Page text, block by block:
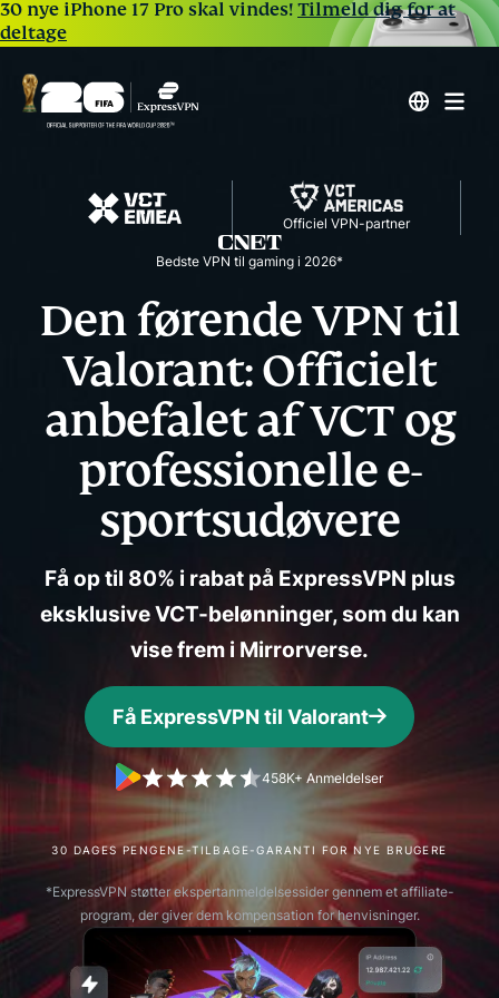
30 nye iPhone 17 Pro skal vindes!Tilmeld dig for at
deltage
Officiel VPN-partner
Bedste VPN til gaming i 2026*
Den førende VPN til
Valorant: Officielt
anbefalet af VCT og
professionelle e-
sportsudøvere
Få op til 80% i rabat på ExpressVPN plus
eksklusive VCT-belønninger, som du kan
vise frem i Mirrorverse.
Få ExpressVPN til Valorant
458K+ Anmeldelser
30 DAGES PENGENE-TILBAGE-GARANTI FOR NYE BRUGERE
*ExpressVPN støtter ekspertanmeldelsessider gennem et affiliate-
program, der giver dem kompensation for henvisninger.